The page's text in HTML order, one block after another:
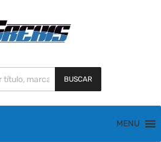
BUSCAR
MENU